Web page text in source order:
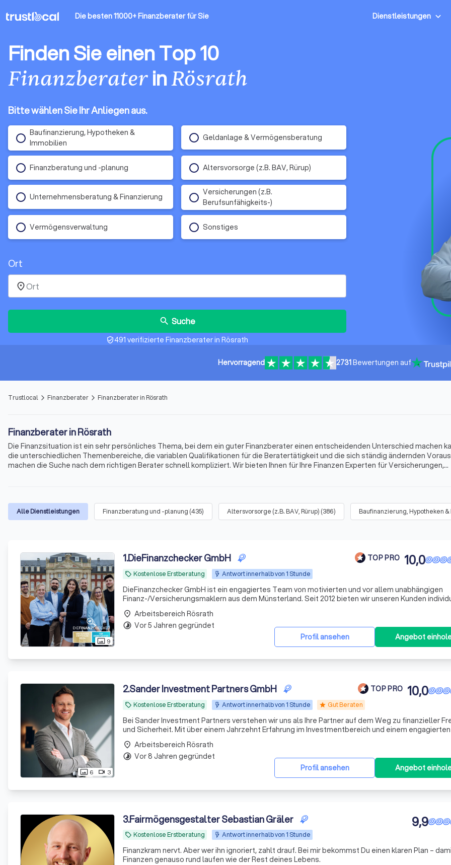
Die besten 11000+ Finanzberater für Sie Dienstleistungen
Finden Sie einen Top 10
FinanzberaterinRösrath
Bitte wählen Sie Ihr Anliegen aus.
Baufinanzierung, Hypotheken &
Immobilien
Geldanlage & Vermögensberatung
Finanzberatung und -planung Altersvorsorge (z.B. BAV, Rürup)
Unternehmensberatung & Finanzierung
Versicherungen (z.B.
Berufsunfähigkeits-)
Vermögensverwaltung Sonstiges
Ort
place
search Suche
verified_user491 verifizierte Finanzberater in Rösrath
Hervorragend 2731Bewertungen auf
Trustlocal arrow_forward_ios Finanzberater arrow_forward_ios Finanzberater in Rösrath
Finanzberater in Rösrath
Die Finanzsituation ist ein sehr persönliches Thema, bei dem ein guter Finanzberater einen entscheidenden Unterschied machen
die unterschiedlichen Themenbereiche, die variablen Qualifikationen für die Beratertätigkeit und die sich ständig ändernden
machen die Suche nach dem richtigen Berater schnell kompliziert. Wir bieten Ihnen für Ihre Finanzen Experten für Versicherungen,
Alle Dienstleistungen Finanzberatung und -planung (435) Altersvorsorge (z.B. BAV, Rürup) (386) Baufinanzierung, Hypotheken
photo_size_select_actual 9
1.DieFinanzchecker GmbH TOP PRO
local_offer Kostenlose Erstberatung Antwort innerhalb von 1 Stunde
10,0
DieFinanzchecker GmbH ist ein engagiertes Team von motivierten und vor allem unabhängigen
Finanz-/Versicherungsmaklern aus dem Münsterland. Seit 2012 bieten wir unseren Kunden
und zielorientierte Produkte an, wobei wir den Fokus auf Transparenz und Verständlichkeit setzen.
sind uns
Profil ansehen
Angebot
place Arbeitsbereich Rösrath
timelapse Vor 5 Jahren gegründet
photo_size_select_actual 6 videocam 3
2.Sander Investment Partners GmbH TOP PRO
local_offer Kostenlose Erstberatung Antwort innerhalb von 1 Stunde star Gut Beraten
10,0
Bei Sander Investment Partners verstehen wir uns als Ihre Partner auf dem Weg zu finanzieller
und Sicherheit. Mit über einem Jahrzehnt Erfahrung im Investmentbereich und einem engagierten
aus Experten bieten wir maßgeschneiderte Anlagestrategien, die perfekt auf Ihre individuellen
Profil ansehen Angebot
place Arbeitsbereich Rösrath
timelapse Vor 8 Jahren gegründet
3.Fairmögensgestalter Sebastian Gräler
local_offer Kostenlose Erstberatung Antwort innerhalb von 1 Stunde
9,9
Finanzkram nervt. Aber wer ihn ignoriert, zahlt drauf. Bei mir bekommst Du einen klaren Plan –
Finanzen genauso rund laufen wie der Rest deines Lebens.